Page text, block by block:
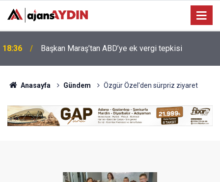
17:39 CHP'li meclis üyesi Ömer Akdağ AK Parti'ye katıldı
Anasayfa Gündem Özgür Özel'den sürpriz ziyaret